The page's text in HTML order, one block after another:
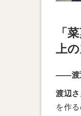
「
上
——渡
渡辺
を作